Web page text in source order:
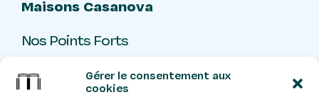
Gérer le consentement aux
cookies
Maisons Casanova
Nos Points Forts
Contact